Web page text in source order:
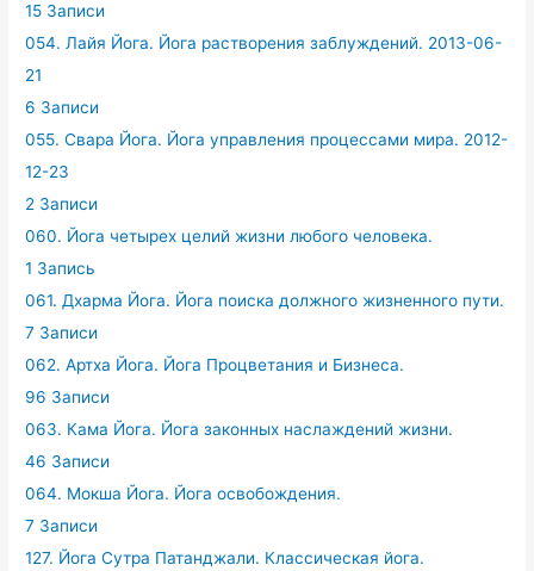
15 Записи
054. Лайя Йога. Йога растворения заблуждений. 2013-06-
21
6 Записи
055. Свара Йога. Йога управления процессами мира. 2012-
12-23
2 Записи
060. Йога четырех целий жизни любого человека.
1 Запись
061. Дхарма Йога. Йога поиска должного жизненного пути.
7 Записи
062. Артха Йога. Йога Процветания и Бизнеса.
96 Записи
063. Кама Йога. Йога законных наслаждений жизни.
46 Записи
064. Мокша Йога. Йога освобождения.
7 Записи
127. Йога Сутра Патанджали. Классическая йога.